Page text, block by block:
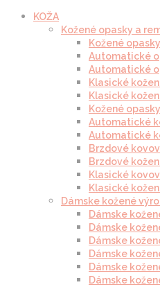
KOŽA
Kožené opasky a
Kožené
Automatické
Automatické
Klasické
Klasické
Kožené
Automatické
Automatické
Brzdové
Brzdové
Klasické
Klasické
Dámske kožené
Dámske
Dámske
Dámske
Dámske
Dámske
Dámske